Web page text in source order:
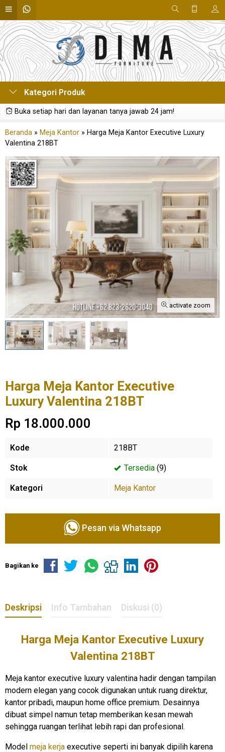
Kategori Produk
Buka setiap hari dan layanan tanya jawab 24 jam!
Beranda » Meja Kantor » Harga Meja Kantor Executive Luxury
Valentina 218BT
activate zoom
Harga Meja Kantor Executive
Luxury Valentina 218BT
Rp 18.000.000
Kode 218BT
Stok Tersedia (9)
Kategori Meja Kantor
Pesan via Whatsapp
Bagikan ke
Deskripsi Info Tambahan Diskusi (0)
Harga Meja Kantor Executive Luxury
Valentina 218BT
Meja kantor executive luxury valentina hadir dengan tampilan
modern elegan yang cocok digunakan untuk ruang direktur,
kantor pribadi, maupun home office premium. Desainnya
dibuat simpel namun tetap memberikan kesan mewah
sehingga ruangan terlihat lebih rapi dan profesional.
Model meja kerja executive seperti ini banyak dipilih karena